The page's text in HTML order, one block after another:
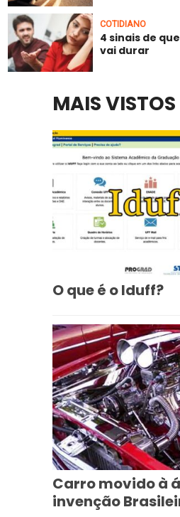
COTIDIANO
4 sinais de
vai durar
MAIS VISTOS
O que é o Iduff?
Carro movido à
invenção